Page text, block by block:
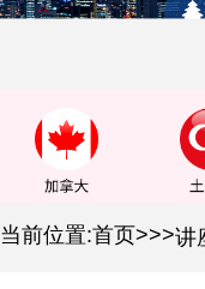
当前位置:首页>>>